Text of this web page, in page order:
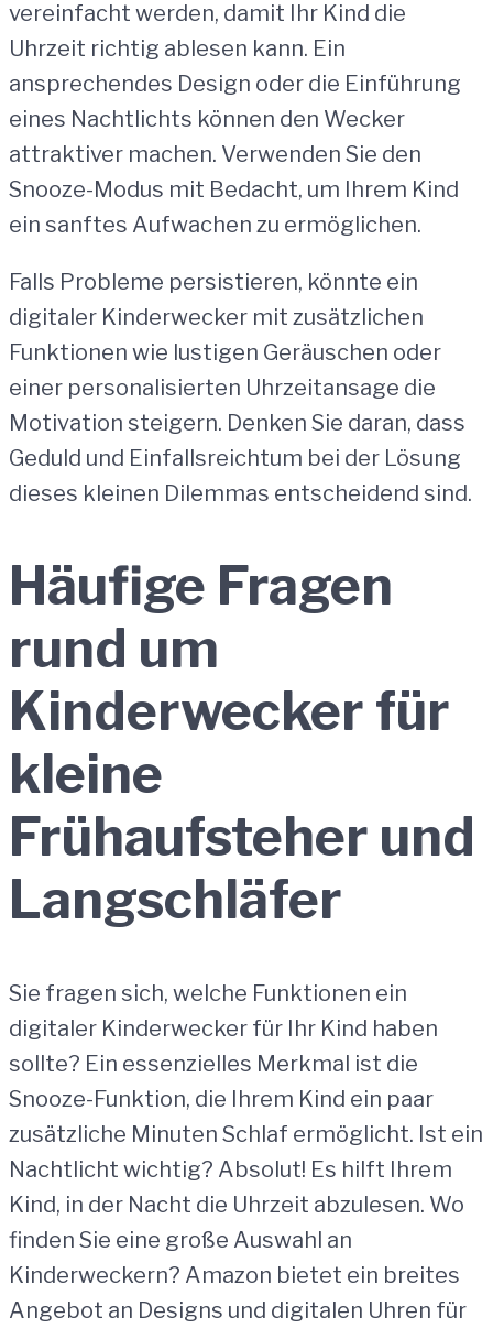
vereinfacht werden, damit Ihr Kind die
Uhrzeit richtig ablesen kann. Ein
ansprechendes Design oder die Einführung
eines Nachtlichts können den Wecker
attraktiver machen. Verwenden Sie den
Snooze-Modus mit Bedacht, um Ihrem Kind
ein sanftes Aufwachen zu ermöglichen.
Falls Probleme persistieren, könnte ein
digitaler Kinderwecker mit zusätzlichen
Funktionen wie lustigen Geräuschen oder
einer personalisierten Uhrzeitansage die
Motivation steigern. Denken Sie daran, dass
Geduld und Einfallsreichtum bei der Lösung
dieses kleinen Dilemmas entscheidend sind.
Häufige Fragen
rund um
Kinderwecker für
kleine
Frühaufsteher und
Langschläfer
Sie fragen sich, welche Funktionen ein
digitaler Kinderwecker für Ihr Kind haben
sollte? Ein essenzielles Merkmal ist die
Snooze-Funktion, die Ihrem Kind ein paar
zusätzliche Minuten Schlaf ermöglicht. Ist ein
Nachtlicht wichtig? Absolut! Es hilft Ihrem
Kind, in der Nacht die Uhrzeit abzulesen. Wo
finden Sie eine große Auswahl an
Kinderweckern? Amazon bietet ein breites
Angebot an Designs und digitalen Uhren für